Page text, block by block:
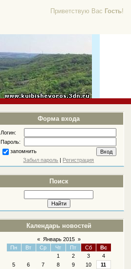
Приветствую Вас Гость!
Форма входа
Логин:
Пароль:
запомнить
Забыл пароль | Регистрация
Поиск
Календарь новостей
« Январь 2015 »
Пн
Вт Ср Чт Пт Сб
Вс
1
2 3
4
5
6 7 8 9 10
11